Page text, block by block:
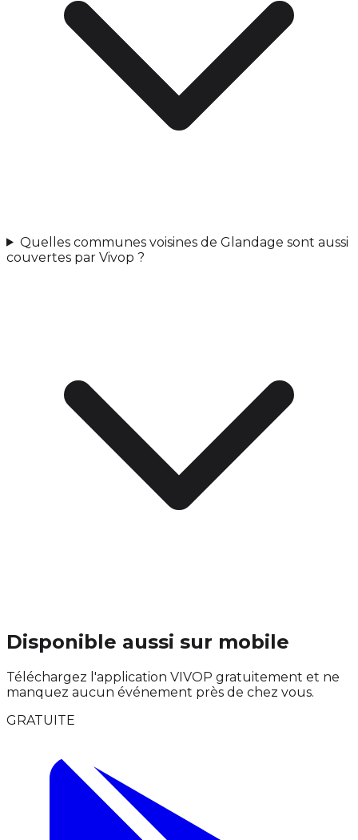
Quelles communes voisines de Glandage sont aussi
couvertes par Vivop ?
Disponible aussi sur mobile
Téléchargez l'application VIVOP gratuitement et ne
manquez aucun événement près de chez vous.
GRATUITE